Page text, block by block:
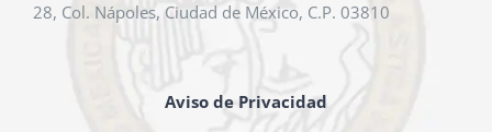
28, Col. Nápoles, Ciudad de México, C.P. 03810
Aviso de Privacidad